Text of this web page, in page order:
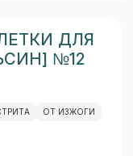
болезнь
генеза;
и верхних
ДЛЯ
№12
ОТ ИЗЖОГИ